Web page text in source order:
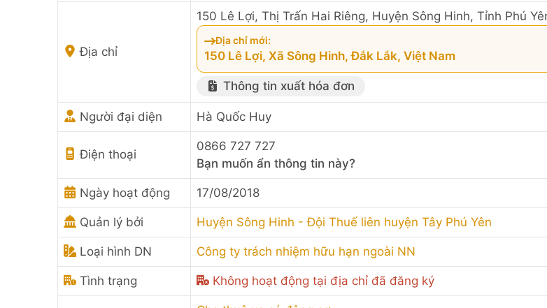
Địa chỉ
150 Lê Lợi, Thị Trấn Hai Riêng, Huyện Sông Hinh, Tỉnh Phú
Địa chỉ mới:
150 Lê Lợi, Xã Sông Hinh, Đắk Lắk, Việt Nam
Thông tin xuất hóa đơn
Người đại diện Hà Quốc Huy
Điện thoại
0866 727 727
Bạn muốn ẩn thông tin này?
Ngày hoạt động 17/08/2018
Quản lý bởi Huyện Sông Hinh - Đội Thuế liên huyện Tây Phú Yên
Loại hình DN Công ty trách nhiệm hữu hạn ngoài NN
Tình trạng Không hoạt động tại địa chỉ đã đăng ký